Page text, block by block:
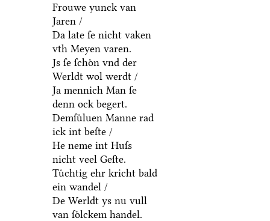
Frouwe yunck van
Jaren /
Da late ſe nicht vaken
vth Meyen varen.
Js ſe ſchoͤn vnd der
Werldt wol werdt /
Ja mennich Man ſe
denn ock begert.
Demſuͤluen Manne rad
ick int beſte /
He neme int Huſs
nicht veel Geſte.
Tuͤchtig ehr kricht bald
ein wandel /
De Werldt ys nu vull
van ſoͤlckem handel.